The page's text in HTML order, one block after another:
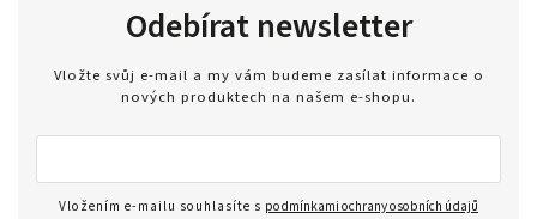
Odebírat newsletter
Vložte svůj e-mail a my vám budeme zasílat informace o
nových produktech na našem e-shopu.
Vložením e-mailu souhlasíte s podmínkami ochrany osobních údajů